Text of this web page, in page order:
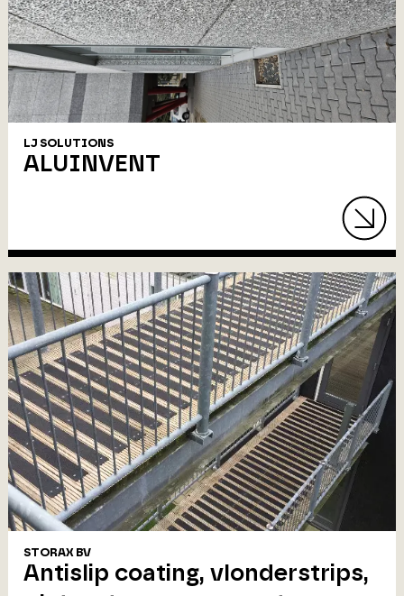
LJ SOLUTIONS
ALUINVENT
STORAX BV
Antislip coating, vlonderstrips,